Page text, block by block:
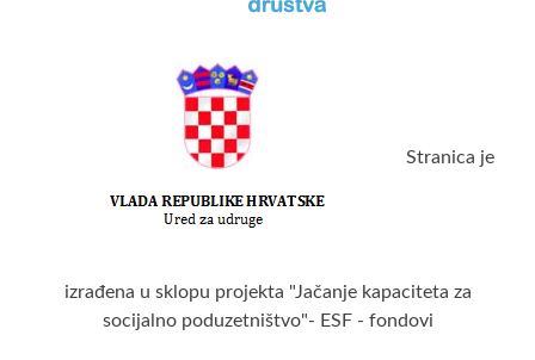
Stranica je
izrađena u sklopu projekta "Jačanje kapaciteta za
socijalno poduzetništvo"- ESF - fondovi